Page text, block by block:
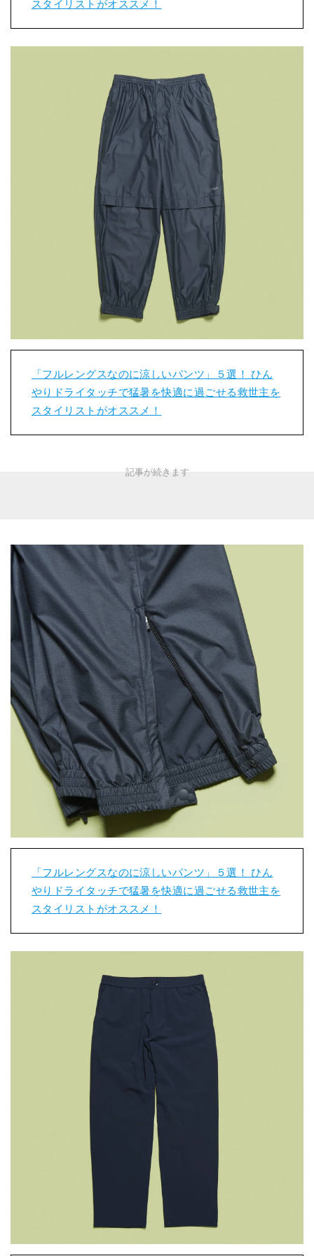
スタイリストがオススメ！
「フルレングスなのに涼しいパンツ」５選！ ひん
やりドライタッチで猛暑を快適に過ごせる救世主を
スタイリストがオススメ！
「フルレングスなのに涼しいパンツ」５選！ ひん
やりドライタッチで猛暑を快適に過ごせる救世主を
スタイリストがオススメ！